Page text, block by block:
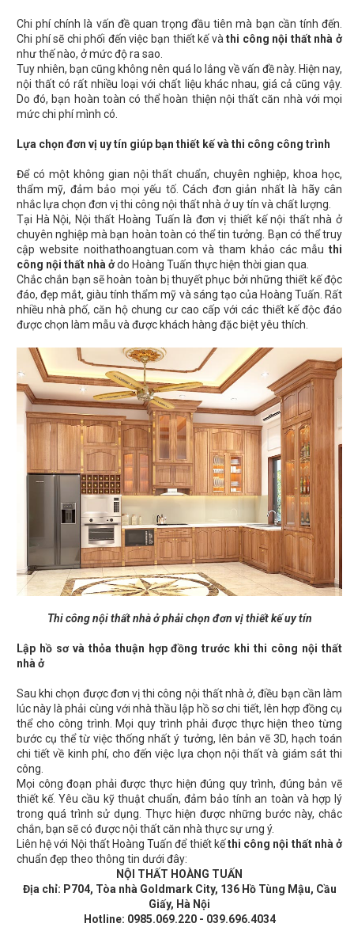
Chi phí chính là vấn đề quan trọng đầu tiên mà bạn cần tính đến.
Chi phí sẽ chi phối đến việc bạn thiết kế vàthi công nội thất nhà ở
như thế nào, ở mức độ ra sao.
Tuy nhiên, bạn cũng không nên quá lo lắng về vấn đề này. Hiện nay,
nội thất có rất nhiều loại với chất liệu khác nhau, giá cả cũng vậy.
Do đó, bạn hoàn toàn có thể hoàn thiện nội thất căn nhà với mọi
mức chi phí mình có.
Lựa chọn đơn vị uy tín giúp bạn thiết kế và thi công công trình
Để có một không gian nội thất chuẩn, chuyên nghiệp, khoa học,
thẩm mỹ, đảm bảo mọi yếu tố. Cách đơn giản nhất là hãy cân
nhắc lựa chọn đơn vị thi công nội thất nhà ở uy tín và chất lượng.
Tại Hà Nội, Nội thất Hoàng Tuấn là đơn vị thiết kế nội thất nhà ở
chuyên nghiệp mà bạn hoàn toàn có thể tin tưởng. Bạn có thể truy
cập website noithathoangtuan.com và tham khảo các mẫu thi
công nội thất nhà ởdo Hoàng Tuấn thực hiện thời gian qua.
Chắc chắn bạn sẽ hoàn toàn bị thuyết phục bởi những thiết kế độc
đáo, đẹp mắt, giàu tính thẩm mỹ và sáng tạo của Hoàng Tuấn. Rất
nhiều nhà phố, căn hộ chung cư cao cấp với các thiết kế độc đáo
được chọn làm mẫu và được khách hàng đặc biệt yêu thích.
Thi công nội thất nhà ở phải chọn đơn vị thiết kế uy tín
Lập hồ sơ và thỏa thuận hợp đồng trước khi thi công nội thất
nhà ở
Sau khi chọn được đơn vị thi công nội thất nhà ở, điều bạn cần làm
lúc này là phải cùng với nhà thầu lập hồ sơ chi tiết, lên hợp đồng cụ
thể cho công trình. Mọi quy trình phải được thực hiện theo từng
bước cụ thể từ việc thống nhất ý tưởng, lên bản vẽ 3D, hạch toán
chi tiết về kinh phí, cho đến việc lựa chọn nội thất và giám sát thi
công.
Mọi công đoạn phải được thực hiện đúng quy trình, đúng bản vẽ
thiết kế. Yêu cầu kỹ thuật chuẩn, đảm bảo tính an toàn và hợp lý
trong quá trình sử dụng. Thực hiện được những bước này, chắc
chắn, bạn sẽ có được nội thất căn nhà thực sự ưng ý.
Liên hệ với Nội thất Hoàng Tuấn để thiết kếthi công nội thất nhà ở
chuẩn đẹp theo thông tin dưới đây:
NỘI THẤT HOÀNG TUẤN
Địa chỉ: P704, Tòa nhà Goldmark City, 136 Hồ Tùng Mậu, Cầu
Giấy, Hà Nội
Hotline: 0985.069.220 - 039.696.4034